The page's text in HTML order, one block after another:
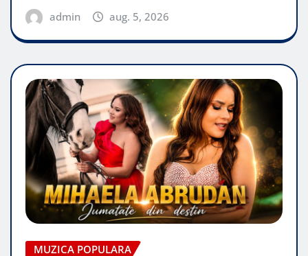
admin aug. 5, 2026
MUZICA POPULARA